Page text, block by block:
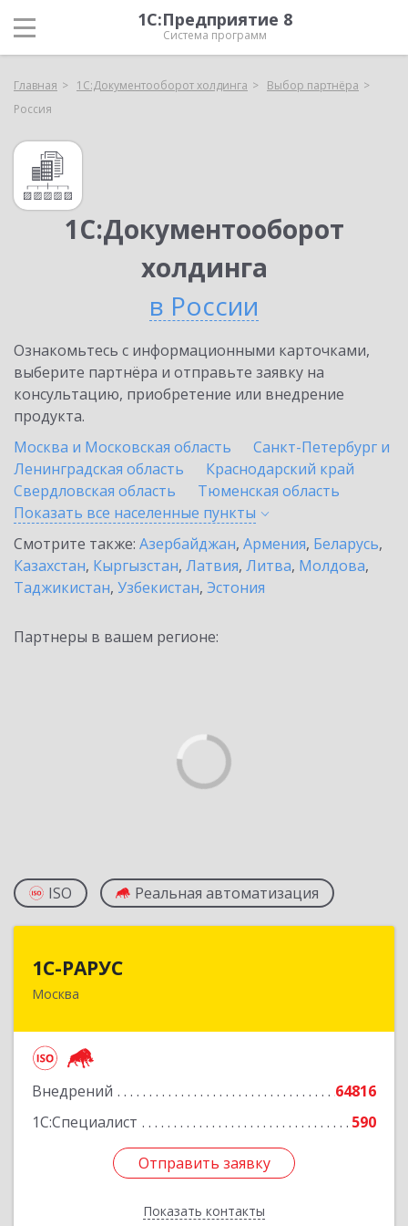
1С:Предприятие 8
Система программ
Главная 1С:Документооборот холдинга
Выбор партнёра
Россия
1С:Документооборот
холдинга
в России
Ознакомьтесь с информационными карточками,
выберите партнёра и отправьте заявку на
консультацию, приобретение или внедрение
продукта.
Москва и Московская область
Санкт-Петербург и
Ленинградская область
Краснодарский край
Свердловская область
Тюменская область
Показать все населенные пункты
Смотрите также: Азербайджан, Армения, Беларусь,
Казахстан, Кыргызстан, Латвия, Литва, Молдова,
Таджикистан, Узбекистан, Эстония
Партнеры в вашем регионе:
ISO Реальная автоматизация
1С-РАРУС
Москва
Внедрений
64816
1С:Специалист
590
Отправить заявку
Показать контакты
127434, Москва г, Дмитровское ш, дом № 9Б
Отправить заявку
Назад